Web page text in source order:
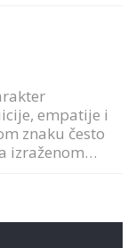
empatije i
znaku često
izraženom…